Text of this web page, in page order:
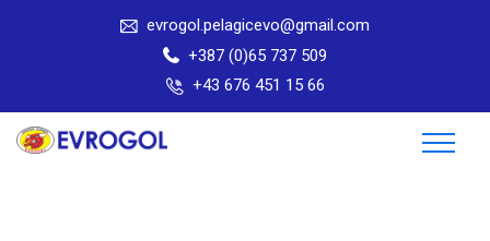
evrogol.pelagicevo@gmail.com
+387 (0)65 737 509
+43 676 451 15 66